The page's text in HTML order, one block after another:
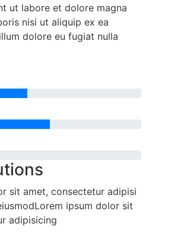
ut labore et dolore magna
nisi ut aliquip ex ea
dolore eu fugiat nulla
sit amet, consectetur adipisi
ipsum dolor sit
adipisicing